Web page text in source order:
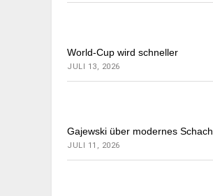
World-Cup wird schneller
JULI 13, 2026
Gajewski über modernes Schach
JULI 11, 2026